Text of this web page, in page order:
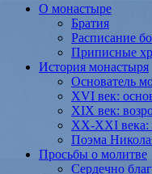
О монастыре
Братия
Расписание
Приписные
История монастыря
Основатель
XVI век:
XIX век:
XX-XXI века:
Поэма
Просьбы о молитве
Сердечно